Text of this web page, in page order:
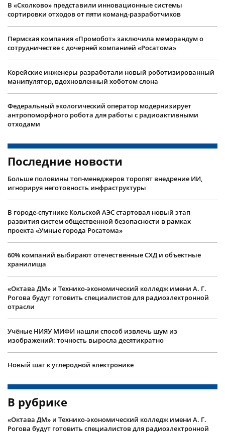
В «Сколково» представили инновационные системы
сортировки отходов от пяти команд-разработчиков
Пермская компания «Промобот» заключила меморандум о
сотрудничестве с дочерней компанией «Росатома»
Корейские инженеры разработали новый роботизированный
манипулятор, вдохновленный хоботом слона
Федеральный экологический оператор модернизирует
антропоморфного робота для работы с радиоактивными
отходами
Последние новости
Больше половины топ-менеджеров торопят внедрение ИИ,
игнорируя неготовность инфраструктуры
В городе-спутнике Кольской АЭС стартовал новый этап
развития систем общественной безопасности в рамках
проекта «Умные города Росатома»
60% компаний выбирают отечественные СХД и объектные
хранилища
«Октава ДМ» и Технико-экономический колледж имени А. Г.
Рогова будут готовить специалистов для радиоэлектронной
отрасли
Учëные НИЯУ МИФИ нашли способ извлечь шум из
изображений: точность выросла десятикратно
Новый шаг к углеродной электронике
В рубрике
«Октава ДМ» и Технико-экономический колледж имени А. Г.
Рогова будут готовить специалистов для радиоэлектронной